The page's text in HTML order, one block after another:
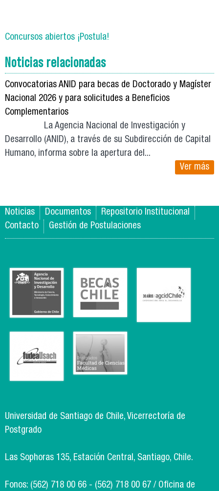
Concursos abiertos ¡Postula!
Noticias relacionadas
Convocatorias ANID para becas de Doctorado y Magíster
Nacional 2026 y para solicitudes a Beneficios
Complementarios
La Agencia Nacional de Investigación y
Desarrollo (ANID), a través de su Subdirección de Capital
Humano, informa sobre la apertura del...
Ver más
Noticias Documentos
Repositorio Institucional
Contacto
Gestión de Postulaciones
Universidad de Santiago de Chile, Vicerrectoría de
Postgrado
Las Sophoras 135, Estación Central, Santiago, Chile.
Fonos: (562) 718 00 66 - (562) 718 00 67 / Oficina de